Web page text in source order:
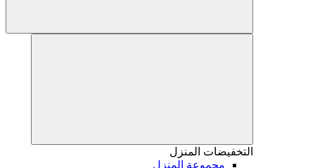
التخفيضات المنزل
مجموعة المنزل